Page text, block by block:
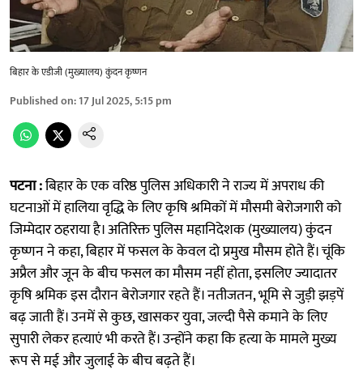
बिहार के एडीजी (मुख्यालय) कुंदन कृष्णन
Published on:17 Jul 2025, 5:15 pm
पटना :बिहार के एक वरिष्ठ पुलिस अधिकारी ने राज्य में अपराध की
घटनाओं में हालिया वृद्धि के लिए कृषि श्रमिकों में मौसमी बेरोजगारी को
जिम्मेदार ठहराया है। अतिरिक्त पुलिस महानिदेशक (मुख्यालय) कुंदन
कृष्णन ने कहा, बिहार में फसल के केवल दो प्रमुख मौसम होते हैं। चूंकि
अप्रैल और जून के बीच फसल का मौसम नहीं होता, इसलिए ज्यादातर
कृषि श्रमिक इस दौरान बेरोजगार रहते हैं। नतीजतन, भूमि से जुड़ी झड़पें
बढ़ जाती हैं। उनमें से कुछ, खासकर युवा, जल्दी पैसे कमाने के लिए
सुपारी लेकर हत्याएं भी करते हैं। उन्होंने कहा कि हत्या के मामले मुख्य
रूप से मई और जुलाई के बीच बढ़ते हैं।